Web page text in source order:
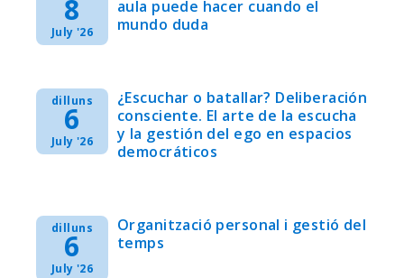
8
July '26
aula puede hacer cuando el
mundo duda
dilluns
6
July '26
¿Escuchar o batallar? Deliberación
consciente. El arte de la escucha
y la gestión del ego en espacios
democráticos
dilluns
6
July '26
Organització personal i gestió del
temps